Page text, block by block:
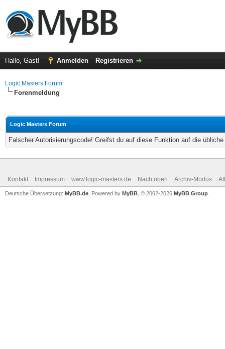
Hallo, Gast! Anmelden Registrieren
Logic Masters Forum
Forenmeldung
Logic Masters Forum
Falscher Autorisierungscode! Greifst du auf diese Funktion auf die
Kontakt Impressum www.logic-masters.de Nach oben Archiv-Modus
Deutsche Übersetzung: MyBB.de , Powered by MyBB , © 2002-2026 MyBB Group